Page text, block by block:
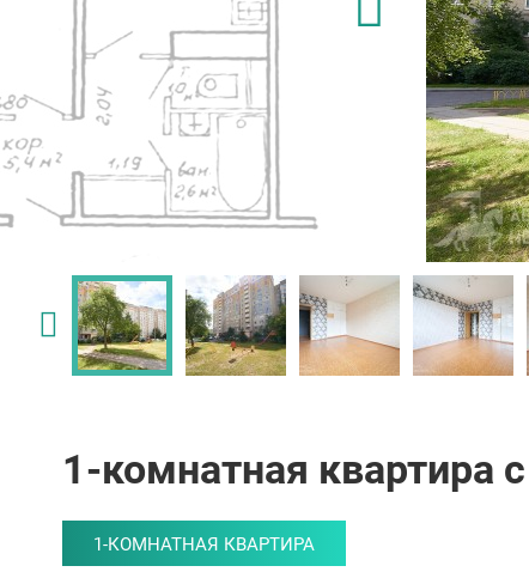
1-комнатная квартира
1-КОМНАТНАЯ КВАРТИРА